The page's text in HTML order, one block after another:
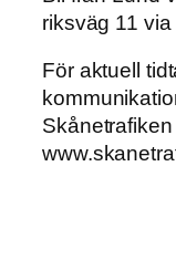
riksväg 11
För aktuell